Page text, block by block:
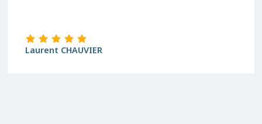
Laurent CHAUVIER